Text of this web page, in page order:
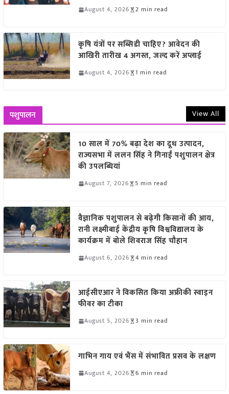
August 4, 2026 2 min read
कृषि यंत्रों पर सब्सिडी चाहिए? आवेदन की
आखिरी तारीख 4 अगस्त, जल्द करें अप्लाई
August 4, 2026 1 min read
पशुपालन View All
10 साल में 70% बढ़ा देश का दूध उत्पादन,
राज्यसभा में ललन सिंह ने गिनाईं पशुपालन क्षेत्र
की उपलब्धियां
August 7, 2026 5 min read
वैज्ञानिक पशुपालन से बढ़ेगी किसानों की आय,
रानी लक्ष्मीबाई केंद्रीय कृषि विश्वविद्यालय के
कार्यक्रम में बोले शिवराज सिंह चौहान
August 6, 2026 4 min read
आईसीएआर ने विकसित किया अफ्रीकी स्वाइन
फीवर का टीका
August 5, 2026 3 min read
गाभिन गाय एवं भैंस में संभावित प्रसव के लक्षण
August 4, 2026 6 min read